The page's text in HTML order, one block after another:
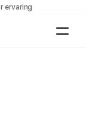
ervaring